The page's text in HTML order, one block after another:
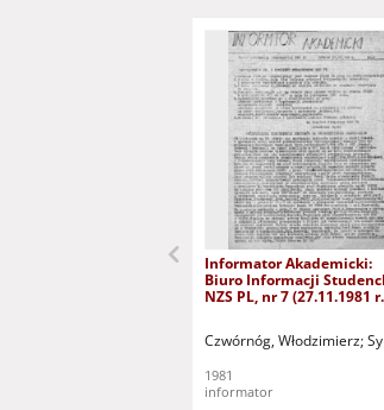
Informator Akademicki:
Biuro Informacji
NZS PL, nr 7 (27.11.1981
Czwórnóg, Włodzimierz
1981
informator